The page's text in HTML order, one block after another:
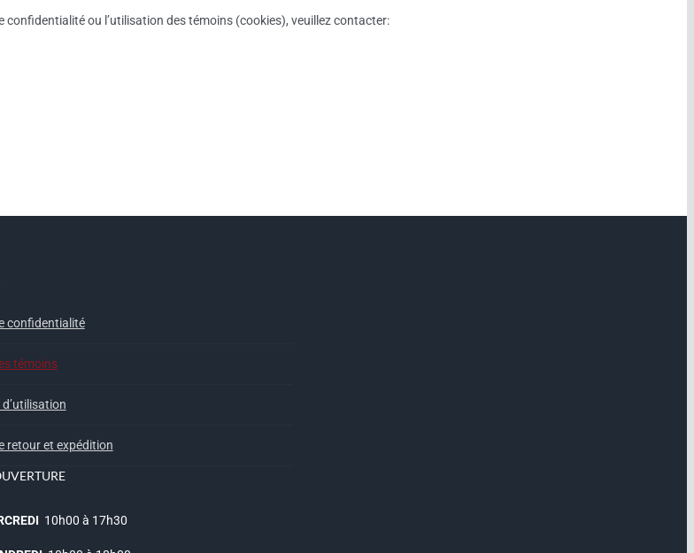
ou l’utilisation des témoins (cookies), veuillez contacter:
confidentialité
témoins
retour et expédition
10h00 à 17h30